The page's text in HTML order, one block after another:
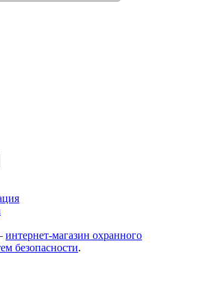
интернет-магазин охранного
безопасности.